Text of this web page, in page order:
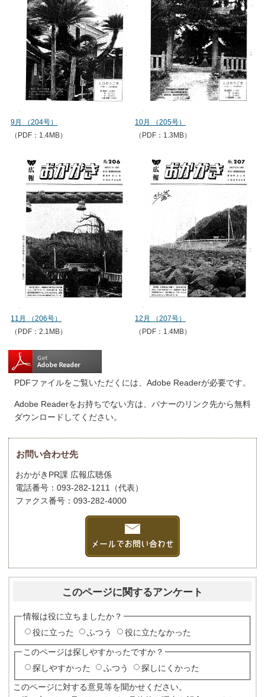
9月 （204号）
（PDF：1.4MB）
10月 （205号）
（PDF：1.3MB）
11月 （206号）
（PDF：2.1MB）
12月 （207号）
（PDF：1.4MB）
PDFファイルをご覧いただくには、Adobe Readerが必要です。
Adobe Readerをお持ちでない方は、バナーのリンク先から無料
ダウンロードしてください。
お問い合わせ先
おかがきPR課 広報広聴係
電話番号：093-282-1211（代表）
ファクス番号：093-282-4000
このページに関するアンケート
情報は役に立ちましたか？
役に立った
ふつう 役に立たなかった
このページは探しやすかったですか？
探しやすかった
ふつう 探しにくかった
このページに対する意見等を聞かせください。